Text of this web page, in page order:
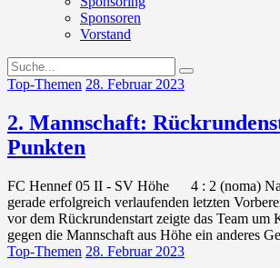
Sponsoren
Vorstand
Top-Themen 28. Februar 2023
2. Mannschaft:
Punkten
FC Hennef 05 II - SV Höhe 4 : 2 (noma)
gerade erfolgreich verlaufenden letzten
vor dem Rückrundenstart zeigte das Team um
gegen die Mannschaft aus Höhe ein anderes
Top-Themen 28. Februar 2023